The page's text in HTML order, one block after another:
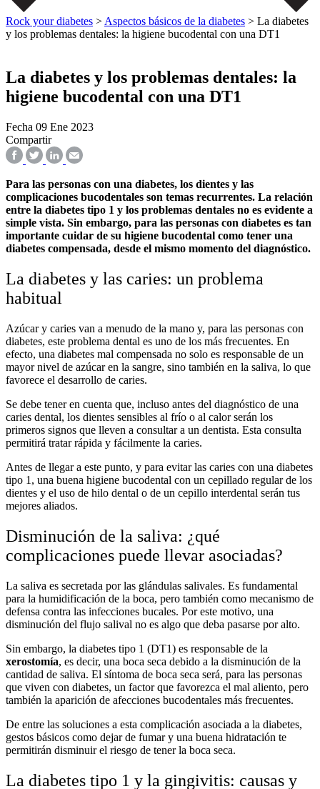
Rock your diabetes >Aspectos básicos de la diabetes > La diabetes
y los problemas dentales: la higiene bucodental con una DT1
La diabetes y los problemas dentales: la
higiene bucodental con una DT1
Fecha 09 Ene 2023
Compartir
Para las personas con una diabetes, los dientes y las
complicaciones bucodentales son temas recurrentes. La relación
entre la diabetes tipo 1 y los problemas dentales no es evidente a
simple vista. Sin embargo, para las personas con diabetes es tan
importante cuidar de su higiene bucodental como tener una
diabetes compensada, desde el mismo momento del diagnóstico.
La diabetes y las caries: un problema
habitual
Azúcar y caries van a menudo de la mano y, para las personas con
diabetes, este problema dental es uno de los más frecuentes. En
efecto, una diabetes mal compensada no solo es responsable de un
mayor nivel de azúcar en la sangre, sino también en la saliva, lo que
favorece el desarrollo de caries.
Se debe tener en cuenta que, incluso antes del diagnóstico de una
caries dental, los dientes sensibles al frío o al calor serán los
primeros signos que lleven a consultar a un dentista. Esta consulta
permitirá tratar rápida y fácilmente la caries.
Antes de llegar a este punto, y para evitar las caries con una diabetes
tipo 1, una buena higiene bucodental con un cepillado regular de los
dientes y el uso de hilo dental o de un cepillo interdental serán tus
mejores aliados.
Disminución de la saliva: ¿qué
complicaciones puede llevar asociadas?
La saliva es secretada por las glándulas salivales. Es fundamental
para la humidificación de la boca, pero también como mecanismo de
defensa contra las infecciones bucales. Por este motivo, una
disminución del flujo salival no es algo que deba pasarse por alto.
Sin embargo, la diabetes tipo 1 (DT1) es responsable de la
xerostomía, es decir, una boca seca debido a la disminución de la
cantidad de saliva. El síntoma de boca seca será, para las personas
que viven con diabetes, un factor que favorezca el mal aliento, pero
también la aparición de afecciones bucodentales más frecuentes.
De entre las soluciones a esta complicación asociada a la diabetes,
gestos básicos como dejar de fumar y una buena hidratación te
permitirán disminuir el riesgo de tener la boca seca.
La diabetes tipo 1 y la gingivitis: causas y